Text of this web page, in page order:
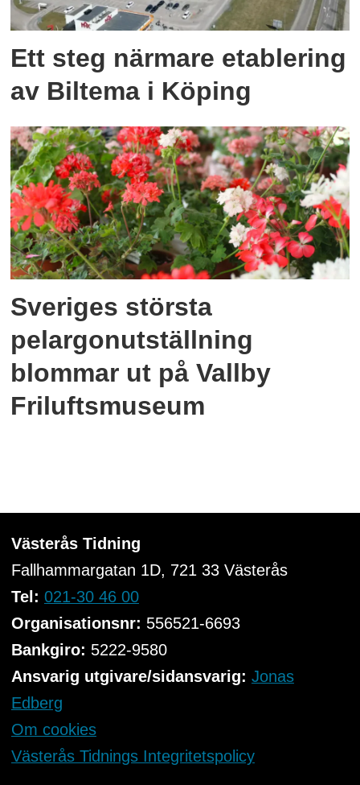
Ett steg närmare etablering
av Biltema i Köping
Sveriges största
pelargonutställning
blommar ut på Vallby
Friluftsmuseum
Västerås Tidning
Fallhammargatan 1D, 721 33Västerås
Tel: 021-30 46 00
Organisationsnr: 556521-6693
Bankgiro: 5222-9580
Ansvarig utgivare/sidansvarig: Jonas
Edberg
Om cookies
Västerås Tidnings Integritetspolicy